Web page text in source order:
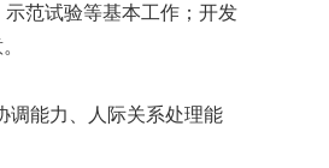
范试验等基本工作；开发
调能力、人际关系处理能